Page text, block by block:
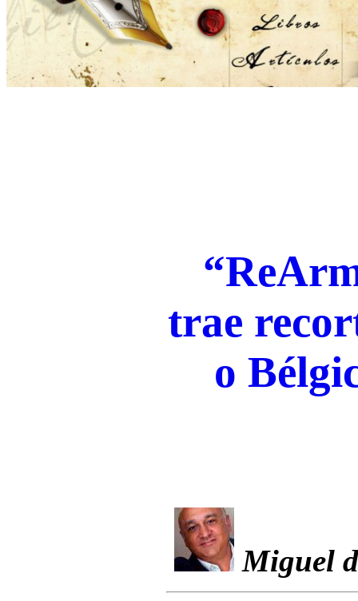
trae
o
Miguel